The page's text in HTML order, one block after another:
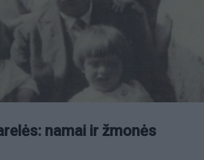
namai ir žmonės